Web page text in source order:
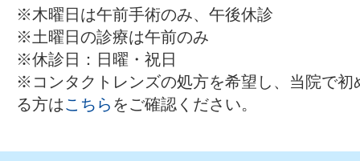
※木曜日は午前手術のみ、午後休診
※土曜日の診療は午前のみ
※休診日：日曜・祝日
※コンタクトレンズの処方を希望し、当院で初
る方はこちら をご確認ください。